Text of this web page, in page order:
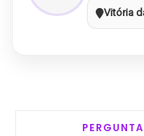
Vitória